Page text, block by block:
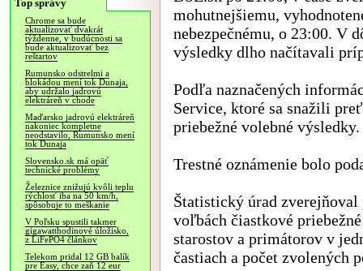
Top správy
Chrome sa bude
aktualizovať dvakrát
týždenne, v budúcnosti sa
bude aktualizovať bez
reštartov
Rumunsko odstrelmi a
blokádou mení tok Dunaja,
aby udržalo jadrovú
elektráreň v chode
Maďarsko jadrovú elektráreň
nakoniec kompletne
neodstavilo, Rumunsko mení
tok Dunaja
Slovensko.sk má opäť
technické problémy
Železnice znižujú kvôli teplu
rýchlosť iba na 50 km/h,
spôsobuje to meškanie
V Poľsku spustili takmer
gigawatthodinové úložisko,
z LiFePO4 článkov
Telekom pridal 12 GB balík
pre Easy, chce zaň 12 eur
mohutnejšiemu,
nebezpečnému, o 23:00. V
výsledky dlho načítavali
Podľa naznačených
Service, ktoré sa snažili
priebežné volebné výsledky.
Trestné oznámenie bolo
Štatistický úrad
voľbách čiastkové
starostov a primátorov v
častiach a počet zvolených